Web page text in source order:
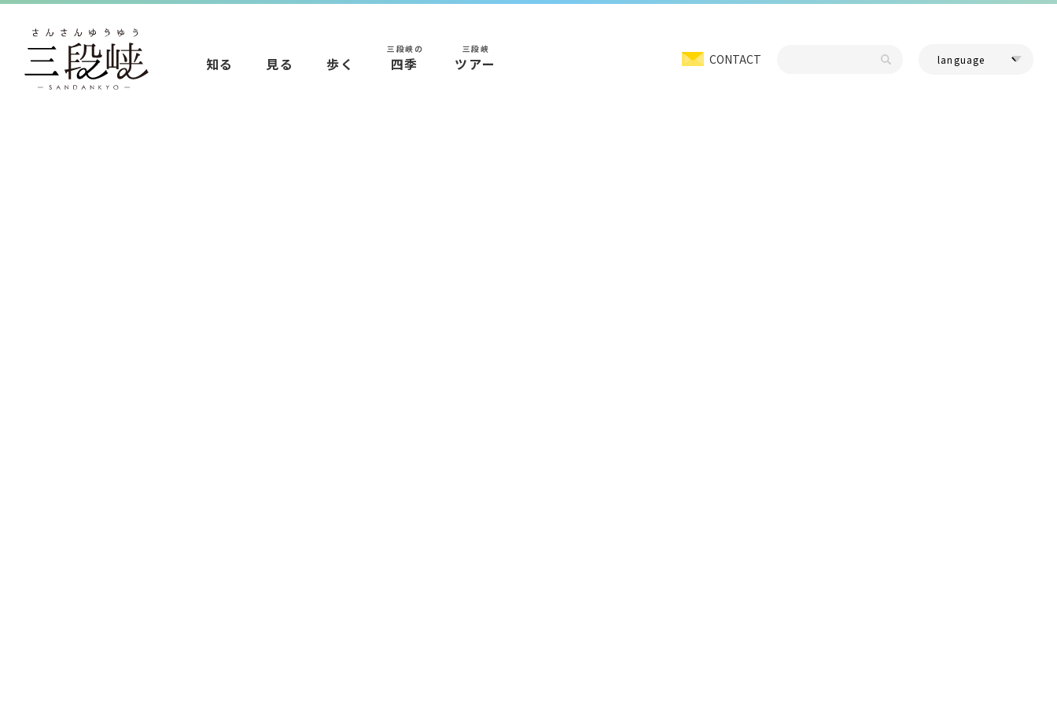
知る 見る 歩く
三段峡の
四季
三段峡
ツアー CONTACT